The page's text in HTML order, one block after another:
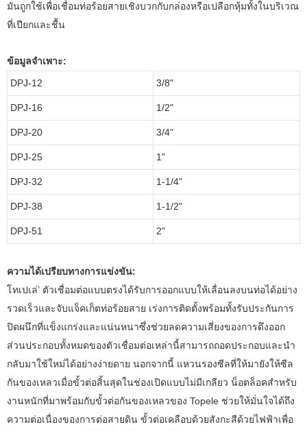
มันถูกใช้เพื่อเชื่อมท่อร้อยสายเชิงบวกกับกล่องหรือเปลือกหุ้มทั้งในบริเวณ
ที่เปียกและชื้น
ข้อมูลจำเพาะ:
DPJ-12
3/8"
DPJ-16 1/2"
DPJ-20 3/4"
DPJ-25 1"
DPJ-32 1-1/4"
DPJ-38 1-1/2"
DPJ-51 2"
ความได้เปรียบทางการแข่งขัน:
โทเปเล่’ ตัวเชื่อมต่อแบบตรงได้รับการออกแบบให้เลื่อนลงบนท่อได้อย่าง
รวดเร็วและจับแจ็คเก็ตท่อร้อยสาย เร่งการติดตั้งพร้อมทั้งรับประกันการ
ปิดผนึกที่แข็งแกร่งและแน่นหนาซึ่งช่วยลดความเสี่ยงของการดึงออก
ส่วนประกอบทั้งหมดของตัวเชื่อมต่อเหล่านี้สามารถถอดประกอบและนำ
กลับมาใช้ใหม่ได้อย่างง่ายดาย นอกจากนี้ แหวนรองซีลที่ให้มายังให้ซีล
กันของเหลวเมื่อขั้วต่อสิ้นสุดในช่องเปิดแบบไม่มีเกลียว น็อตล็อคสำหรับ
งานหนักที่มาพร้อมกับขั้วต่อกันของเหลวของ Topele ช่วยให้มั่นใจได้ถึง
ความต่อเนื่องของการต่อสายดิน ขั้วต่อเคลือบด้วยสังกะสีด้วยไฟฟ้าเพื่อ